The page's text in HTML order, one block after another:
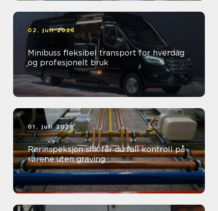
02. juli 2026
Minibuss fleksibel transport for hverdag
og profesjonelt bruk
01. juli 2026
Rørinspeksjon slik får du full kontroll på
rørene uten graving